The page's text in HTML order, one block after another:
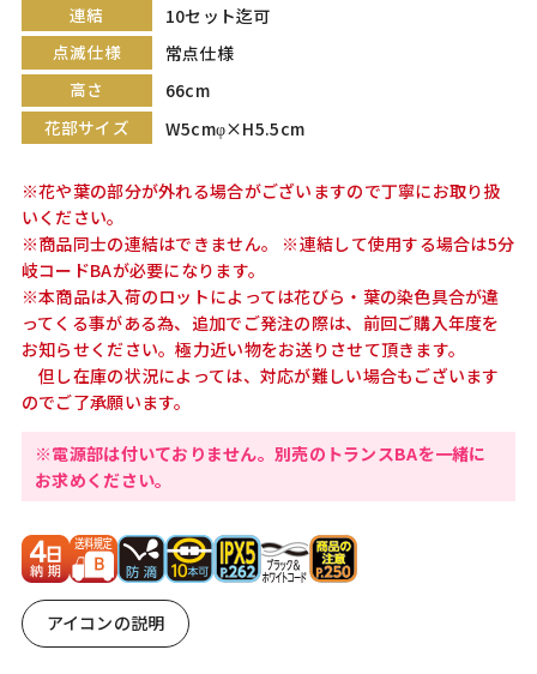
連結
10セット迄可
点滅仕様
常点仕様
高さ
66cm
花部サイズ
W5cmφ×H5.5cm
※花や葉の部分が外れる場合がございますので丁寧にお取り扱
いください。
※商品同士の連結はできません。 ※連結して使用する場合は5分
岐コードBAが必要になります。
※本商品は入荷のロットによっては花びら・葉の染色具合が違
ってくる事がある為、追加でご発注の際は、前回ご購入年度を
お知らせください。極力近い物をお送りさせて頂きます。
但し在庫の状況によっては、対応が難しい場合もございます
のでご了承願います。
※電源部は付いておりません。別売のトランスBAを一緒に
お求めください。
アイコンの説明